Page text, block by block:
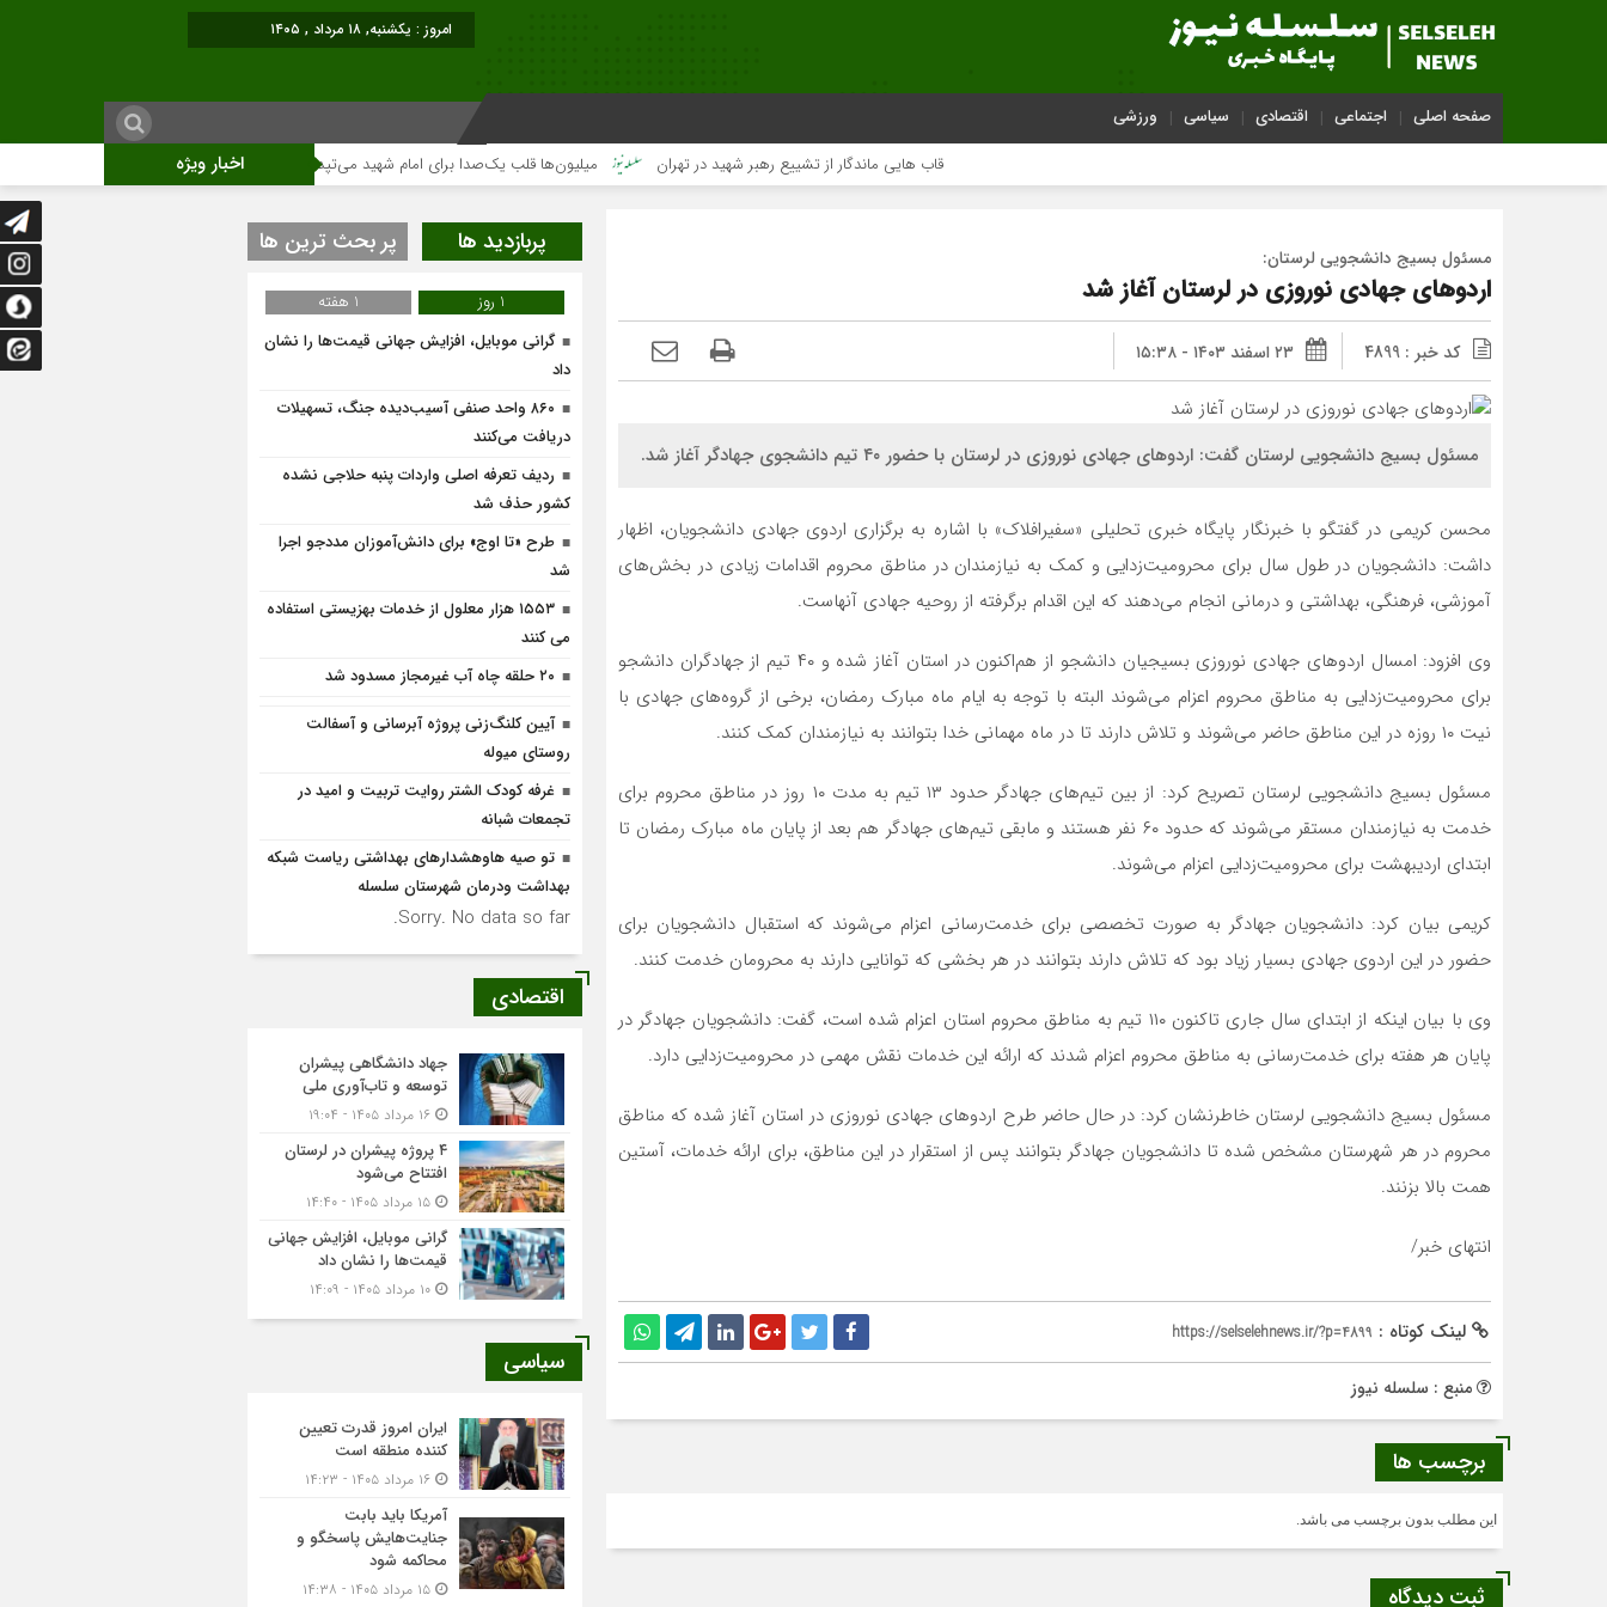
امروز : یکشنبه, ۱۸ مرداد , ۱۴۰۵
صفحه اصلی اجتماعی اقتصادی سیاسی ورزشی
اخبار ویژه قاب هایی ماندگار از تشییع رهبر شهید در تهران میلیون‌ها قلب یک‌صدا برای امام شهید می‌تپد نمایشگاه آثار هنری ویژه ارتحال امام (ره)برگزار
مسئول بسیج دانشجویی لرستان:
اردوهای جهادی نوروزی در لرستان آغاز شد
کد خبر : 4899 ۲۳ اسفند ۱۴۰۳ - ۱۵:۳۸
مسئول بسیج دانشجویی لرستان گفت: اردوهای جهادی نوروزی در لرستان با حضور ۴۰ تیم دانشجوی جهادگر آغاز شد.
محسن کریمی در گفتگو با خبرنگار پایگاه خبری تحلیلی «سفیرافلاک» با اشاره به برگزاری اردوی جهادی دانشجویان، اظهار
داشت: دانشجویان در طول سال برای محرومیت‌زدایی و کمک به نیازمندان در مناطق محروم اقدامات زیادی در بخش‌های
آموزشی، فرهنگی، بهداشتی و درمانی انجام می‌دهند که این اقدام برگرفته از روحیه جهادی آنهاست.
وی افزود: امسال اردوهای جهادی نوروزی بسیجیان دانشجو از هم‌اکنون در استان آغاز شده و ۴۰ تیم از جهادگران دانشجو
برای محرومیت‌زدایی به مناطق محروم اعزام می‌شوند البته با توجه به ایام ماه مبارک رمضان، برخی از گروه‌های جهادی با
نیت ۱۰ روزه در این مناطق حاضر می‌شوند و تلاش دارند تا در ماه مهمانی خدا بتوانند به نیازمندان کمک کنند.
مسئول بسیج دانشجویی لرستان تصریح کرد: از بین تیم‌های جهادگر حدود ۱۳ تیم به مدت ۱۰ روز در مناطق محروم برای
خدمت به نیازمندان مستقر می‌شوند که حدود ۶۰ نفر هستند و مابقی تیم‌های جهادگر هم بعد از پایان ماه مبارک رمضان تا
ابتدای اردیبهشت برای محرومیت‌زدایی اعزام می‌شوند.
کریمی بیان کرد: دانشجویان جهادگر به صورت تخصصی برای خدمت‌رسانی اعزام می‌شوند که استقبال دانشجویان برای
حضور در این اردوی جهادی بسیار زیاد بود که تلاش دارند بتوانند در هر بخشی که توانایی دارند به محرومان خدمت کنند.
وی با بیان اینکه از ابتدای سال جاری تاکنون ۱۱۰ تیم به مناطق محروم استان اعزام شده است، گفت: دانشجویان جهادگر در
پایان هر هفته برای خدمت‌رسانی به مناطق محروم اعزام شدند که ارائه این خدمات نقش مهمی در محرومیت‌زدایی دارد.
مسئول بسیج دانشجویی لرستان خاطرنشان کرد: در حال حاضر طرح اردوهای جهادی نوروزی در استان آغاز شده که مناطق
محروم در هر شهرستان مشخص شده تا دانشجویان جهادگر بتوانند پس از استقرار در این مناطق، برای ارائه خدمات، آستین
همت بالا بزنند.
انتهای خبر/
لینک کوتاه : https://selselehnews.ir/?p=4899
منبع : سلسله نیوز
برچسب ها
این مطلب بدون برچسب می باشد.
ثبت دیدگاه
پربازدید ها پر بحث ترین ها
1 روز
1 هفته
گرانی موبایل، افزایش جهانی قیمت‌ها را نشان
داد
۸۶۰ واحد صنفی آسیب‌دیده جنگ، تسهیلات
دریافت می‌کنند
ردیف تعرفه اصلی واردات پنبه حلاجی نشده
کشور حذف شد
طرح «تا اوج» برای دانش‌آموزان مددجو اجرا
شد
۱۵۵۳ هزار معلول از خدمات بهزیستی استفاده
می کنند
۲۰ حلقه چاه آب غیرمجاز مسدود شد
آیین کلنگ‌زنی پروژه آبرسانی و آسفالت
روستای میوله
غرفه کودک الشتر روایت تربیت و امید در
تجمعات شبانه
تو صیه هاوهشدارهای بهداشتی ریاست شبکه
بهداشت ودرمان شهرستان سلسله
Sorry. No data so far.
اقتصادی
جهاد دانشگاهی پیشران
توسعه و تاب‌آوری ملی
۴ پروژه پیشران در لرستان
افتتاح می‌شود
گرانی موبایل، افزایش جهانی
قیمت‌ها را نشان داد
سیاسی
ایران امروز قدرت تعیین
کننده منطقه است
آمریکا باید بابت
جنایت‌هایش پاسخگو و
محاکمه شود